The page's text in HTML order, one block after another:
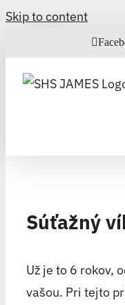
Skip to content
Súťažný
Už je to 6 rokov,
vašou. Pri tejto